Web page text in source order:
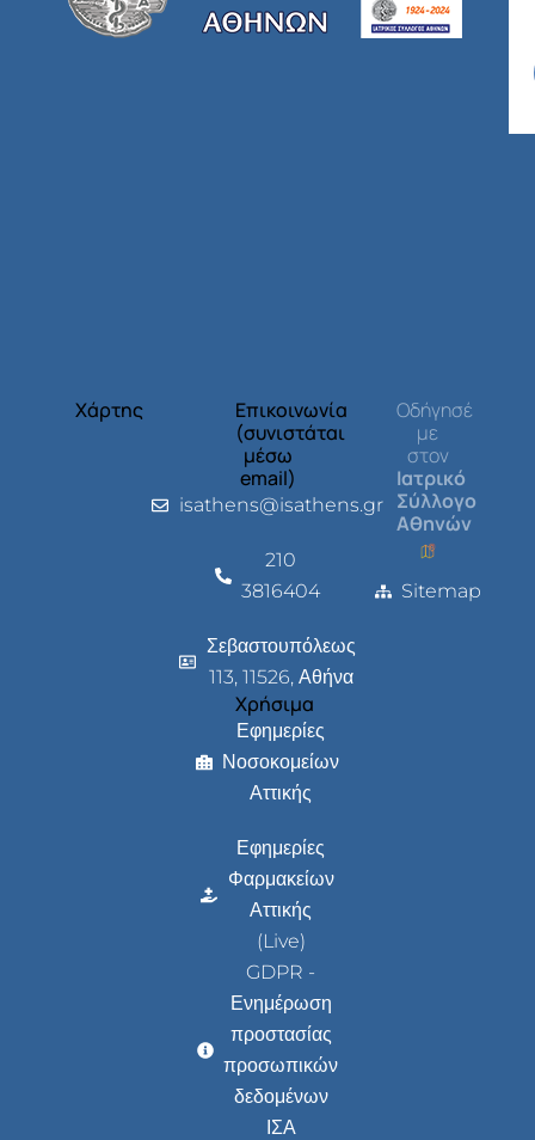
Χάρτης
Επικοινωνία
(συνιστάται
μέσω
email)
isathens@isathens.gr
210
3816404
Σεβαστουπόλεως
113, 11526, Αθήνα
Χρήσιμα
Εφημερίες
Νοσοκομείων
Αττικής
Εφημερίες
Φαρμακείων
Αττικής
(Live)
GDPR -
Ενημέρωση
προστασίας
προσωπικών
δεδομένων
ΙΣΑ
Οδήγησέ
με
στον
Ιατρικό
Σύλλογο
Αθηνών
Sitemap